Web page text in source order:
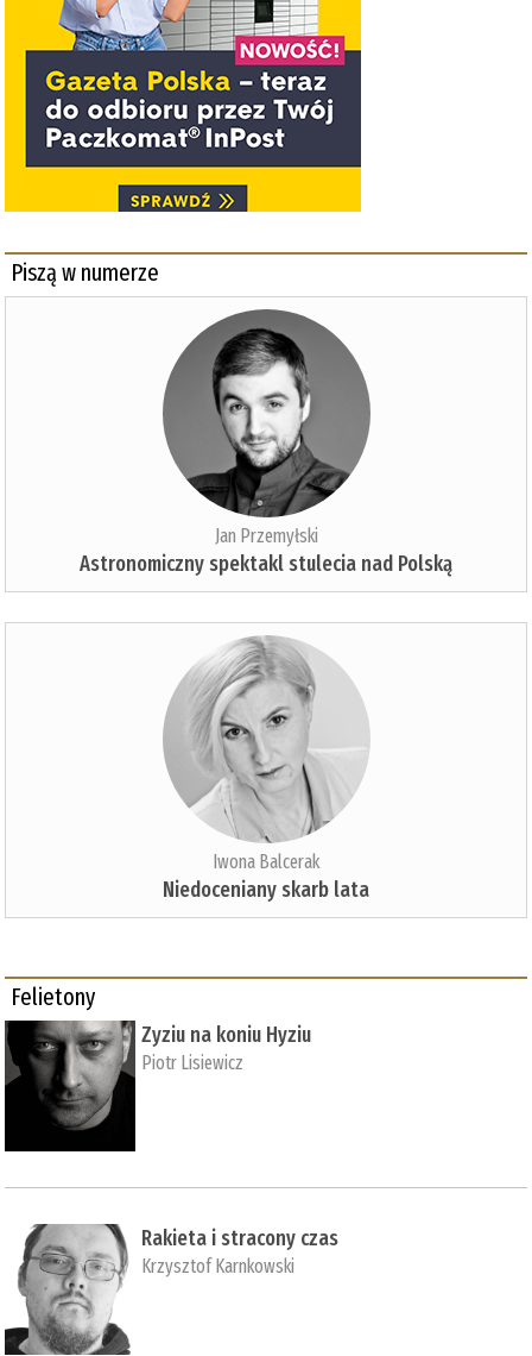
Piszą w numerze
Jan Przemyłski
Astronomiczny spektakl stulecia nad Polską
Iwona Balcerak
Niedoceniany skarb lata
Felietony
Zyziu na koniu Hyziu
Piotr Lisiewicz
Rakieta i stracony czas
Krzysztof Karnkowski